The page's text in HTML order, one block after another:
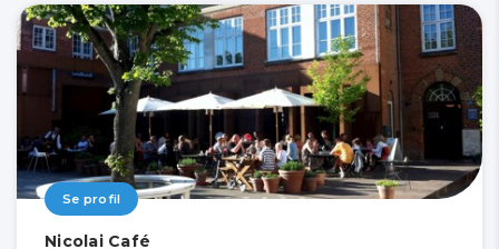
Se profil
Nicolai Café